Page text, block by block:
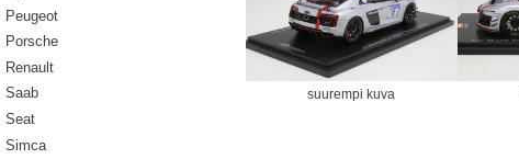
Peugeot
Porsche
Renault
Saab
Seat
Simca
suurempi kuva